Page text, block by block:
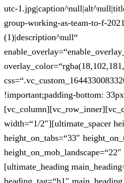
utc-
group-working-as-team-to-f-
(1)|description^null“
!important;padding-bottom:
width=“1/2″][ultimate_spacer
height_on_tabs=“33″
[ultimate_heading